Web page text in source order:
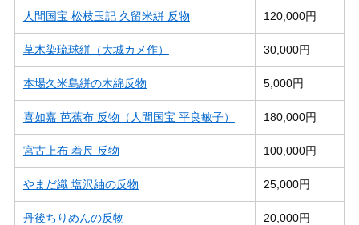
人間国宝 松枝玉記 久留米絣 反物 120,000円
草木染琉球絣（大城カメ作） 30,000円
本場久米島絣の木綿反物 5,000円
喜如嘉 芭蕉布 反物（人間国宝 平良敏子） 180,000円
宮古上布 着尺 反物 100,000円
やまだ織 塩沢紬の反物 25,000円
丹後ちりめんの反物 20,000円